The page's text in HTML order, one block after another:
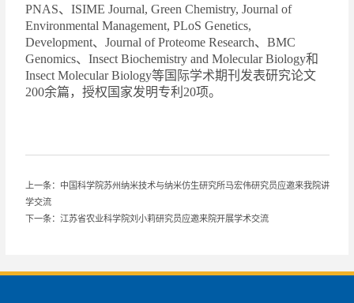
PNAS、 ISIME Journal, Green Chemistry, Journal of
Environmental Management, PLoS Genetics,
Development、 Journal of Proteome Research、 BMC
Genomics、 Insect Biochemistry and Molecular Biology和
Insect Molecular Biology等国际学术期刊发表研究论文
200余篇，授权国家发明专利 20项。
上一条：中国科学院苏州纳米技术与纳米仿生研究所马宏伟研究员应邀来我院讲
学交流
下一条：江苏省农业科学院刘小莉研究员应邀来院开展学术交流